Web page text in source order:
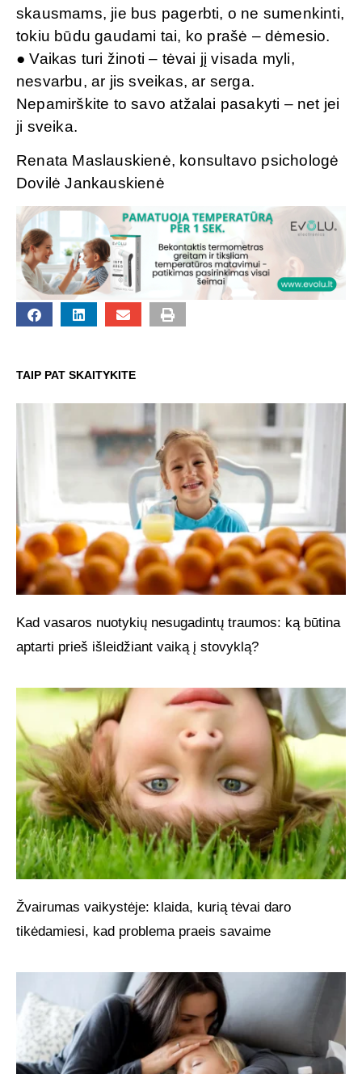
skausmams, jie bus pagerbti, o ne sumenkinti,
tokiu būdu gaudami tai, ko prašė – dėmesio.
● Vaikas turi žinoti – tėvai jį visada myli,
nesvarbu, ar jis sveikas, ar serga.
Nepamirškite to savo atžalai pasakyti – net jei
ji sveika.
Renata Maslauskienė, konsultavo psichologė
Dovilė Jankauskienė
TAIP PAT SKAITYKITE
Kad vasaros nuotykių nesugadintų traumos: ką būtina
aptarti prieš išleidžiant vaiką į stovyklą?
Žvairumas vaikystėje: klaida, kurią tėvai daro
tikėdamiesi, kad problema praeis savaime